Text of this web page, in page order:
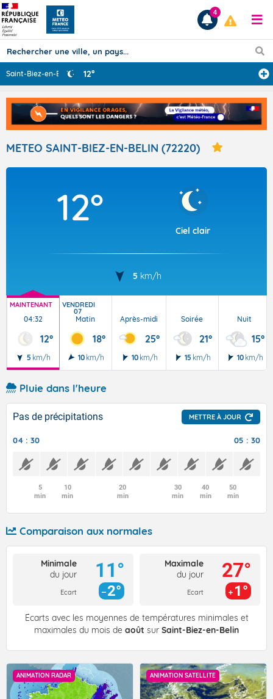
Prévisions
TOUS LES RÉSULTATS
Articles
4
Saint-Biez-en-B 12°
METEO SAINT-BIEZ-EN-BELIN (72220)
12°
Ciel clair
5 km/h
MAINTENANT
04:32
12°
5 km/h
VENDREDI
07
Matin
18°
10 km/h
Après-midi
25°
10 km/h
Soirée
21°
15 km/h
Nuit
15°
10 km/h
Pluie dans l'heure
Pas de précipitations METTRE À JOUR
04 : 30 05 : 30
5
min
10
min
20
min
30
min
40
min
50
min
Comparaison aux normales
Minimale
du jour
Ecart
11°
2°
Maximale
du jour
Ecart
27°
1°
Écarts avec les moyennes de températures minimales et
maximales du mois de août sur Saint-Biez-en-Belin
ANIMATION RADAR ANIMATION SATELLITE